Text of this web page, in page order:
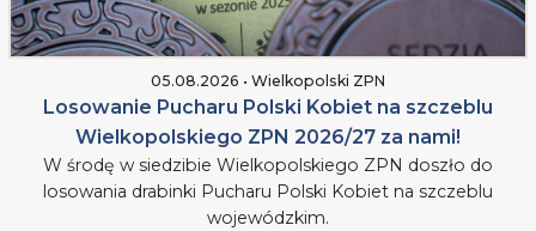
05.08.2026 • Wielkopolski ZPN
Losowanie Pucharu Polski Kobiet na szczeblu
Wielkopolskiego ZPN 2026/27 za nami!
W środę w siedzibie Wielkopolskiego ZPN doszło do
losowania drabinki Pucharu Polski Kobiet na szczeblu
wojewódzkim.